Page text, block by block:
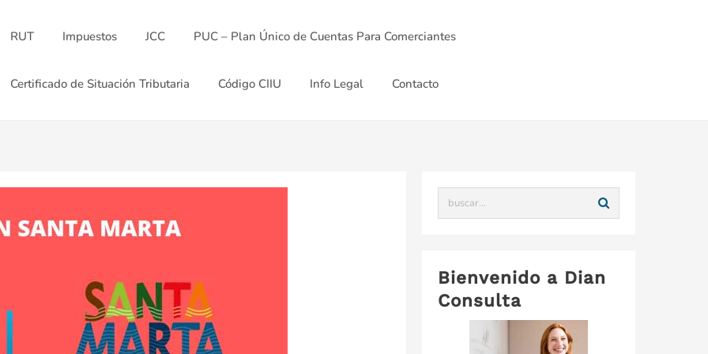
RUT Impuestos JCC PUC – Plan Único de Cuentas Para Comerciantes
Certificado de Situación Tributaria Código CIIU Info Legal Contacto
Bienvenido a Dian
Consulta